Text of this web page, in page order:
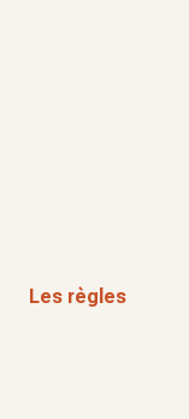
Les règles